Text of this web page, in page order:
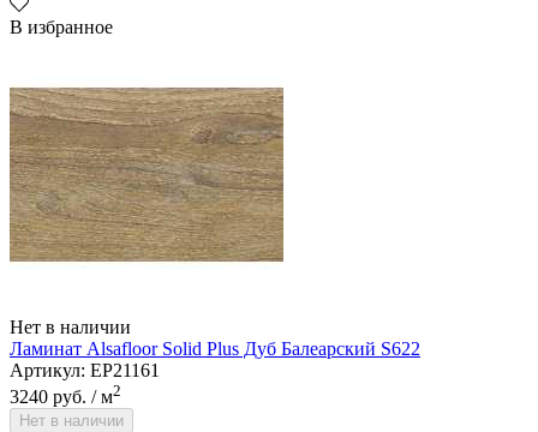
В избранное
Нет в наличии
Ламинат Alsafloor Solid Plus Дуб Балеарский S622
Артикул: EP21161
3240 руб. / м2
Нет в наличии